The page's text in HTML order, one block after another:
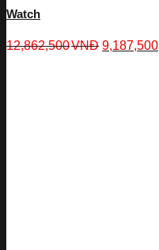
Watch
12,862,500VNĐ 9,187,500